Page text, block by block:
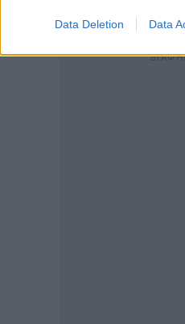
Data Deletion Data